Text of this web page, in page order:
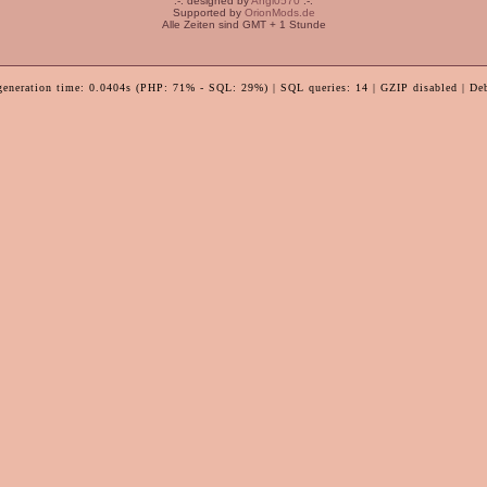
Supported by OrionMods.de
Alle Zeiten sind GMT + 1 Stunde
time: 0.0404s (PHP: 71% - SQL: 29%) | SQL queries: 14 | GZIP disabled |